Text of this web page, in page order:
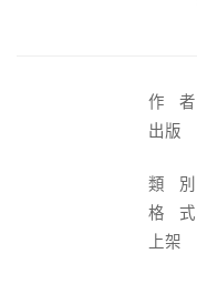
作
者
出版
類
別
格
式
上架